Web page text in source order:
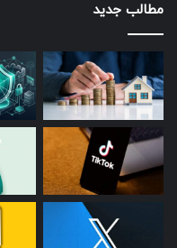
مطالب جدید